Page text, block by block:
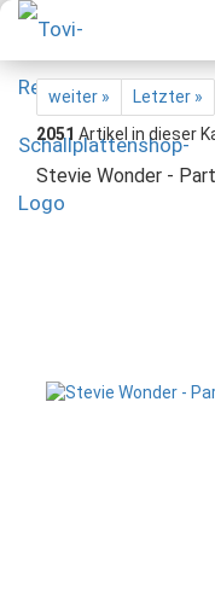
weiter »
Letzter »
2051 Artikel in dieser
Stevie Wonder -